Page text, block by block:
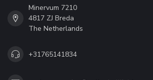
Minervum 7210
4817 ZJ Breda
The Netherlands
+31765141834